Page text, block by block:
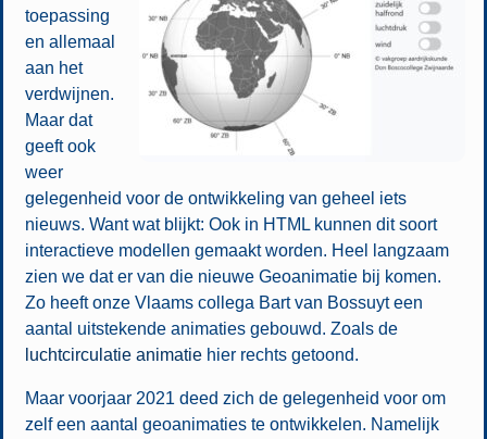
toepassing
en allemaal
aan het
verdwijnen.
Maar dat
geeft ook
weer
gelegenheid voor de ontwikkeling van geheel iets
nieuws. Want wat blijkt: Ook in HTML kunnen dit soort
interactieve modellen gemaakt worden. Heel langzaam
zien we dat er van die nieuwe Geoanimatie bij komen.
Zo heeft onze Vlaams collega Bart van Bossuyt een
aantal uitstekende animaties gebouwd. Zoals de
luchtcirculatie animatiehier rechts getoond.
Maar voorjaar 2021 deed zich de gelegenheid voor om
zelf een aantal geoanimaties te ontwikkelen. Namelijk